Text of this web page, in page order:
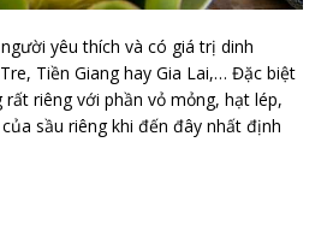
yêu thích và có giá trị dinh
Tiền Giang hay Gia Lai,… Đặc biệt
riêng với phần vỏ mỏng, hạt lép,
sầu riêng khi đến đây nhất định